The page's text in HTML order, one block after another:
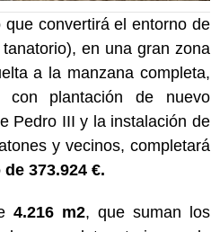
convertirá el entorno de
en una gran zona
a la manzana completa,
con plantación de nuevo
Pedro III y la instalación de
y vecinos, completará
373.924 €.
4.216 m2, que suman los